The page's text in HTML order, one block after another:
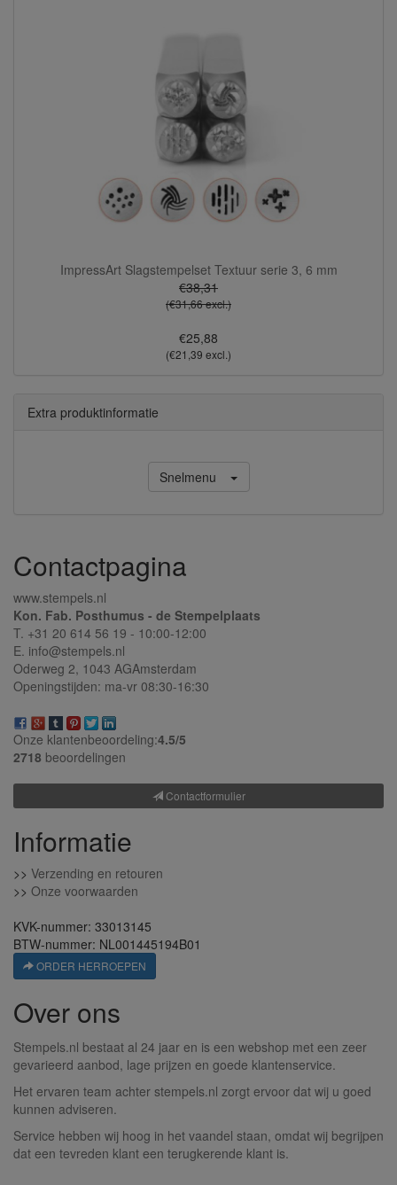
ImpressArt Slagstempelset Textuur serie 3, 6 mm
€38,31
(€31,66 excl.)
€25,88
(€21,39 excl.)
Extra produktinformatie
Snelmenu
Contactpagina
www.stempels.nl
Kon. Fab. Posthumus - de Stempelplaats
T. +31 20 614 56 19 - 10:00-12:00
E. info@stempels.nl
Oderweg 2, 1043 AGAmsterdam
Openingstijden: ma-vr 08:30-16:30
Onze klantenbeoordeling:4.5/5
2718 beoordelingen
Contactformulier
Informatie
>> Verzending en retouren
>> Onze voorwaarden
KVK-nummer: 33013145
BTW-nummer: NL001445194B01
ORDER HERROEPEN
Over ons
Stempels.nl bestaat al 24 jaar en is een webshop met een zeer
gevarieerd aanbod, lage prijzen en goede klantenservice.
Het ervaren team achter stempels.nl zorgt ervoor dat wij u goed
kunnen adviseren.
Service hebben wij hoog in het vaandel staan, omdat wij begrijpen
dat een tevreden klant een terugkerende klant is.